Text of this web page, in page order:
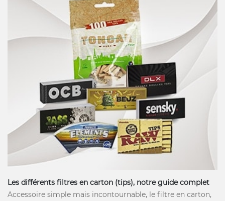
Les différents filtres en carton (tips), notre guide complet
Accessoire simple mais incontournable, le filtre en carton,